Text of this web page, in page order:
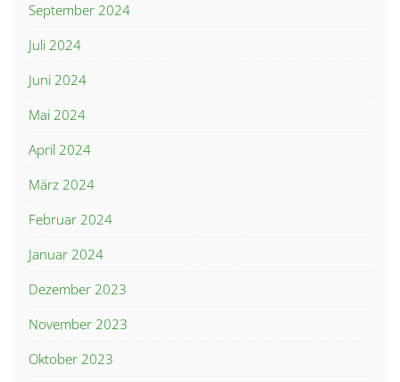
September 2024
Juli 2024
Juni 2024
Mai 2024
April 2024
März 2024
Februar 2024
Januar 2024
Dezember 2023
November 2023
Oktober 2023